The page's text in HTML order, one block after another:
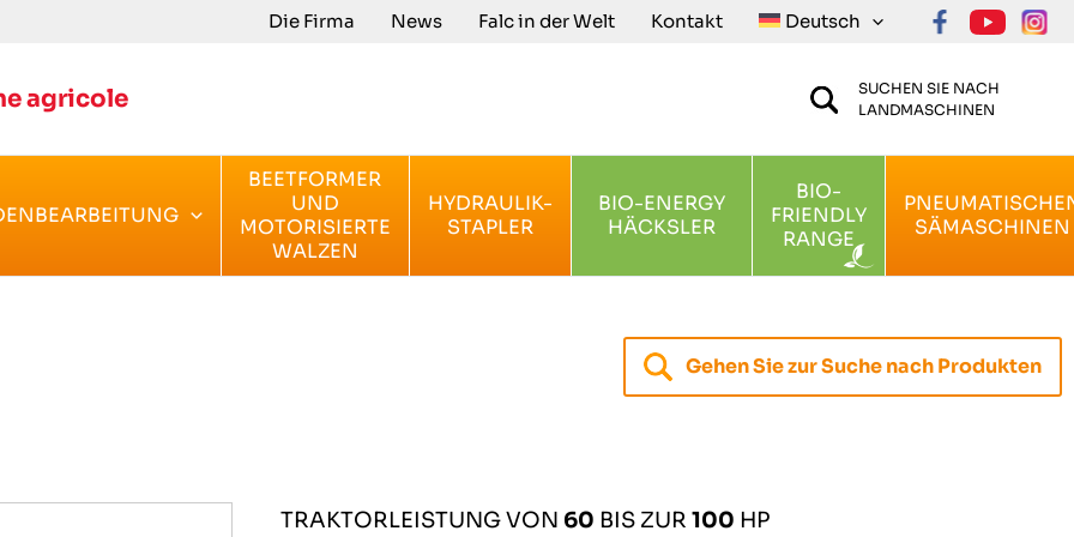
Die Firma News Falc in der Welt Kontakt Deutsch
agricole
SUCHEN SIE NACH
LANDMASCHINEN
BEETFORMER
UND
MOTORISIERTE
WALZEN
HYDRAULIK-
STAPLER
BIO-ENERGY
HÄCKSLER
BIO-
FRIENDLY
RANGE
SÄMASCHINEN
Gehen Sie zur Suche nach Produkten
TRAKTORLEISTUNG VON 60 BIS ZUR 100 HP